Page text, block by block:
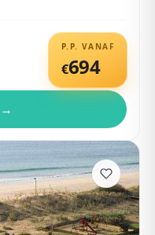
P.P. VANAF
€694
→